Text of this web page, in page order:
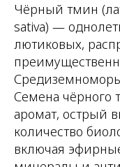
Чёрный тмин
sativa) —
лютиковых,
Семена чёрного
аромат, острый
количество
включая